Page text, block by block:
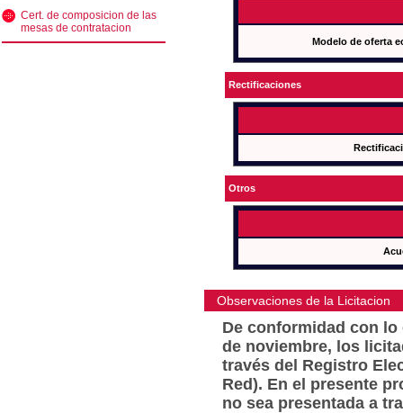
Cert. de composicion de las
mesas de contratacion
Modelo de oferta
Rectificaciones
Otros
Observaciones de la Licitacion
De conformidad con lo
de noviembre, los
través del Registro
Red). En el presente
no sea presentada a